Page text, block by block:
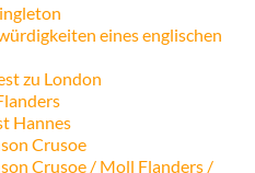
eines englischen
zu London
Hannes
Crusoe
Crusoe / Moll Flanders /